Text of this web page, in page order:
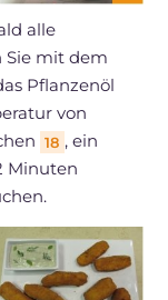
alle
Sie mit dem
Pflanzenöl
von
18 , ein
Minuten